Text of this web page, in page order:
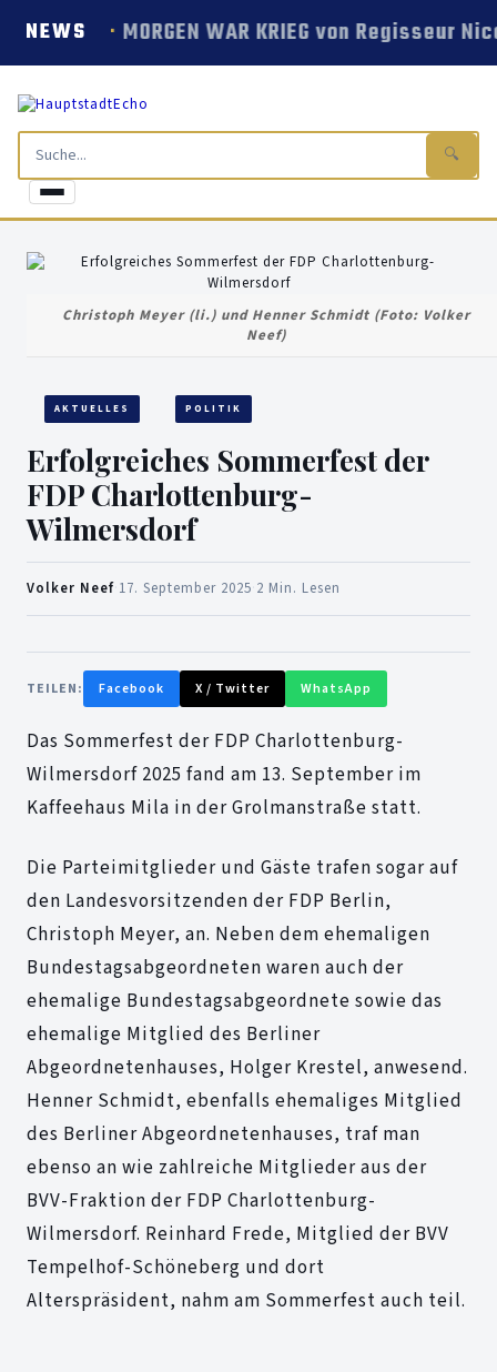
NEWS MORGEN WAR KRIEG von Regisseur
🔍
Christoph Meyer (li.) und Henner Schmidt (Foto: Volker
Neef)
AKTUELLES POLITIK
Erfolgreiches Sommerfest der
FDP Charlottenburg-
Wilmersdorf
Volker Neef 17. September 2025 2 Min. Lesen
TEILEN: Facebook X / Twitter WhatsApp
Das Sommerfest der FDP Charlottenburg-
Wilmersdorf 2025 fand am 13. September im
Kaffeehaus Mila in der Grolmanstraße statt.
Die Parteimitglieder und Gäste trafen sogar auf
den Landesvorsitzenden der FDP Berlin,
Christoph Meyer, an. Neben dem ehemaligen
Bundestagsabgeordneten waren auch der
ehemalige Bundestagsabgeordnete sowie das
ehemalige Mitglied des Berliner
Abgeordnetenhauses, Holger Krestel, anwesend.
Henner Schmidt, ebenfalls ehemaliges Mitglied
des Berliner Abgeordnetenhauses, traf man
ebenso an wie zahlreiche Mitglieder aus der
BVV-Fraktion der FDP Charlottenburg-
Wilmersdorf. Reinhard Frede, Mitglied der BVV
Tempelhof-Schöneberg und dort
Alterspräsident, nahm am Sommerfest auch teil.